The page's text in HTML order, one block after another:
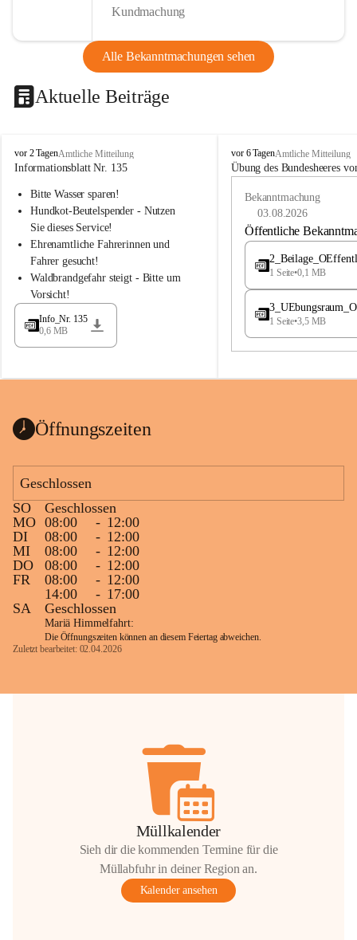
Kundmachung
Alle Bekanntmachungen sehen
Aktuelle Beiträge
B
u
h
a
d
l
a
vor 2 TagenAmtliche Mitteilung
Informationsblatt Nr. 135
Bitte Wasser sparen!
Hundkot-Beutelspender - Nutzen
Sie dieses Service!
Ehrenamtliche Fahrerinnen und
Fahrer gesucht!
Waldbrandgefahr steigt - Bitte um
Vorsicht!
Info_Nr. 135
0,6 MB
B
u
e
a
vor 6 TagenAmtliche Mitteilung
Übung des Bundesheeres
Bekanntmachung
03.08.2026
Öffentliche
1 Seite•0,1 MB
1 Seite•3,5 MB
Öffnungszeiten
Geschlossen
SO
Geschlossen
MO 08:00 - 12:00
DI
08:00 - 12:00
MI
08:00 - 12:00
DO
08:00 - 12:00
FR
08:00 - 12:00
14:00
- 17:00
SA
Geschlossen
Mariä Himmelfahrt:
Die Öffnungszeiten können an diesem Feiertag abweichen.
Zuletzt bearbeitet: 02.04.2026
Müllkalender
Sieh dir die kommenden Termine für die
Müllabfuhr in deiner Region an.
Kalender ansehen